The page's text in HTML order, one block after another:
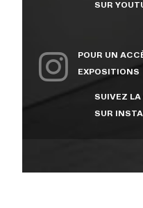
SUR
POUR UN
EXPOSITIONS
SUIVEZ LA
SUR